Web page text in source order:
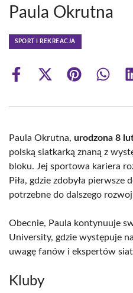
Paula Okrutna
SPORT I REKREACJA
Share
Share
(Twitter)
Share Share
Paula Okrutna, urodzona 8
polską siatkarką znaną z
bloku. Jej sportowa kariera
Piła, gdzie zdobyła
potrzebne do dalszego
Obecnie, Paula kontynuuje
University, gdzie występuje
uwagę fanów i ekspertów
Kluby